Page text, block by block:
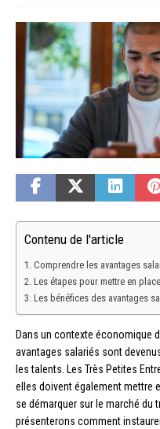
Contenu de l'article
Comprendre les avantages
Les étapes pour mettre en
Les bénéfices des avantages
Dans un contexte économique
avantages salariés sont
les talents. Les Très Petites
elles doivent également mettre
se démarquer sur le marché du
présenterons comment